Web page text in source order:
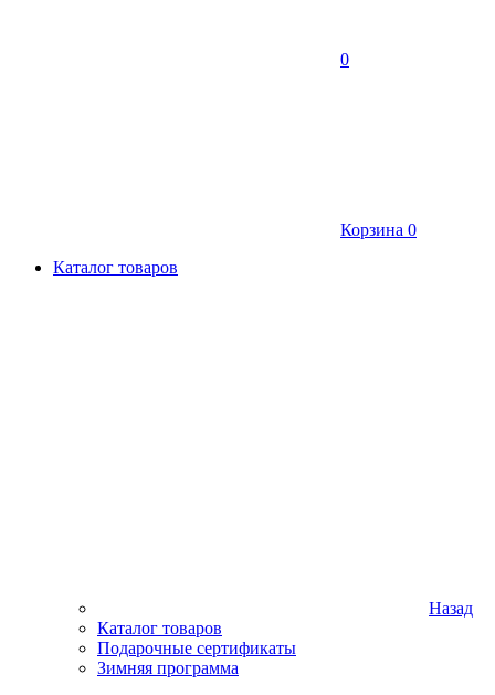
0
Корзина 0
Каталог товаров
Назад
Каталог товаров
Подарочные сертификаты
Зимняя программа